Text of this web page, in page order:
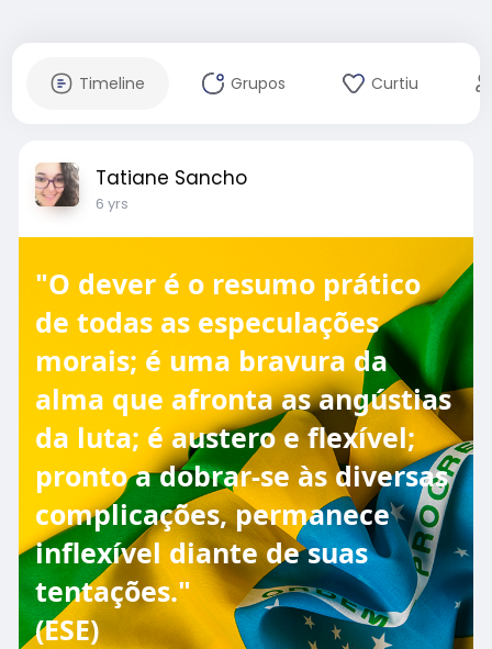
Timeline Grupos Curtiu
Tatiane Sancho
6 yrs
"O dever é o resumo prático
de todas as especulações
morais; é uma bravura da
alma que afronta as angústias
da luta; é austero e flexível;
pronto a dobrar-se às diversas
complicações, permanece
inflexível diante de suas
tentações."
(ESE)